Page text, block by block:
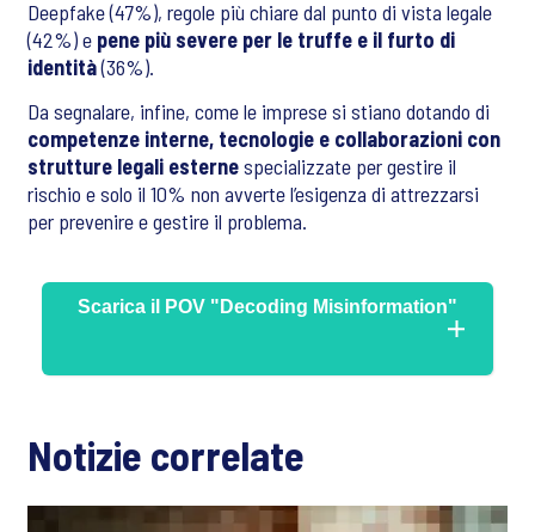
Deepfake (47%), regole più chiare dal punto di vista legale
(42%) e pene più severe per le truffe e il furto di
identità(36%).
Da segnalare, infine, come le imprese si stiano dotando di
competenze interne, tecnologie e collaborazioni con
strutture legali esternespecializzate per gestire il
rischio e solo il 10% non avverte l’esigenza di attrezzarsi
per prevenire e gestire il problema.
Scarica il POV "Decoding Misinformation"
Notizie correlate